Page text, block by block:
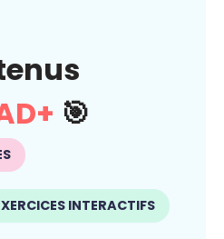
🎯
INTERACTIFS